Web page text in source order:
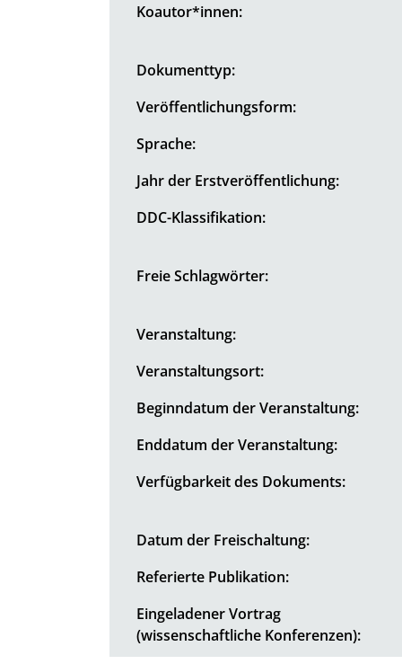
Koautor*innen:
Dokumenttyp:
Veröffentlichungsform:
Sprache:
Jahr der Erstveröffentlichung:
DDC-Klassifikation:
Freie Schlagwörter:
Veranstaltung:
Veranstaltungsort:
Beginndatum der Veranstaltung:
Enddatum der Veranstaltung:
Verfügbarkeit des Dokuments:
Datum der Freischaltung:
Referierte Publikation:
Eingeladener Vortrag
(wissenschaftliche Konferenzen):